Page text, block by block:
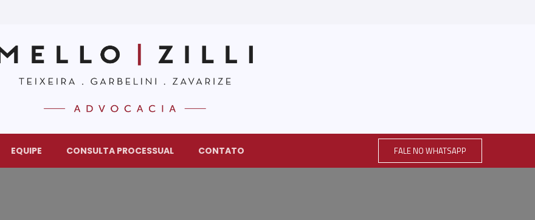
EQUIPE CONSULTA PROCESSUAL CONTATO FALE NO WHATSAPP